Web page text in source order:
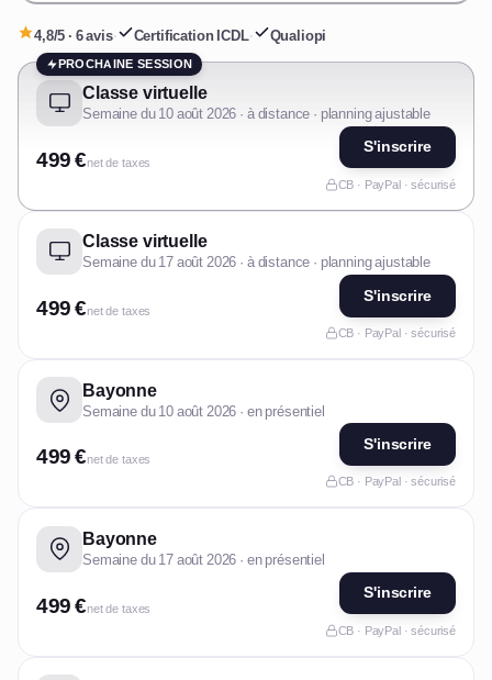
4,8/5 · 6 avis· Certification ICDL· Qualiopi
PROCHAINE SESSION
Classe virtuelle
Semaine du 10 août 2026 · à distance · planning ajustable
499 €net de taxes
S'inscrire
CB · PayPal · sécurisé
Classe virtuelle
Semaine du 17 août 2026 · à distance · planning ajustable
499 €net de taxes
S'inscrire
CB · PayPal · sécurisé
Bayonne
Semaine du 10 août 2026 · en présentiel
499 €net de taxes
S'inscrire
CB · PayPal · sécurisé
Bayonne
Semaine du 17 août 2026 · en présentiel
499 €net de taxes
S'inscrire
CB · PayPal · sécurisé